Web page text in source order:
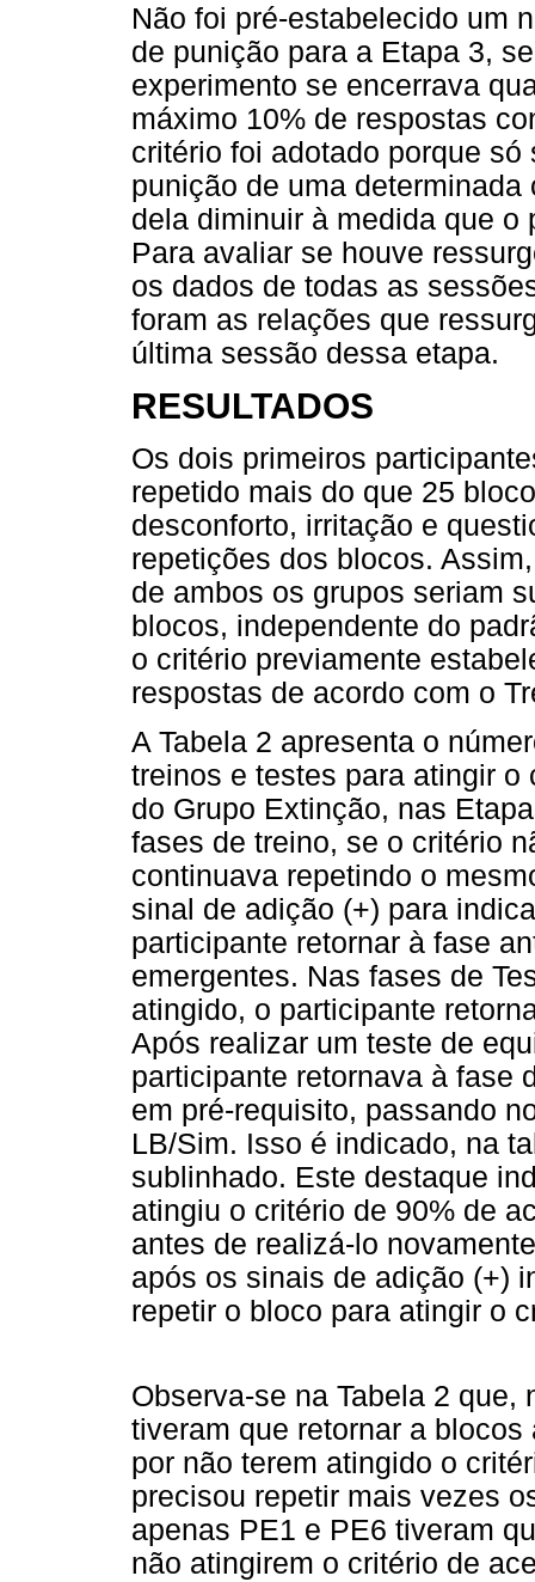
Não foi pré-estabelecido um
de punição para a Etapa 3,
experimento se encerrava
máximo 10% de respostas
critério foi adotado porque
punição de uma
dela diminuir à medida que o
Para avaliar se houve
os dados de todas as
foram as relações que
última sessão dessa etapa.
RESULTADOS
Os dois primeiros
repetido mais do que 25
desconforto, irritação e
repetições dos blocos.
de ambos os grupos seriam
blocos, independente do
o critério previamente
respostas de acordo com o
A Tabela 2 apresenta o
treinos e testes para atingir
do Grupo Extinção, nas
fases de treino, se o critério
continuava repetindo o
sinal de adição (+) para
participante retornar à fase
emergentes. Nas fases de
atingido, o participante
Após realizar um teste de
participante retornava à fase
em pré-requisito, passando
LB/Sim. Isso é indicado, na
sublinhado. Este destaque
atingiu o critério de 90% de
antes de realizá-lo
após os sinais de adição (+)
repetir o bloco para atingir o
Observa-se na Tabela 2
tiveram que retornar a
por não terem atingido o
precisou repetir mais vezes
apenas PE1 e PE6 tiveram
não atingirem o critério de